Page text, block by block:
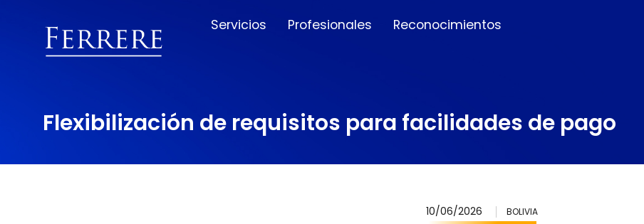
Servicios Profesionales Reconocimientos
Flexibilización de requisitos para facilidades de pago
10/06/2026 BOLIVIA